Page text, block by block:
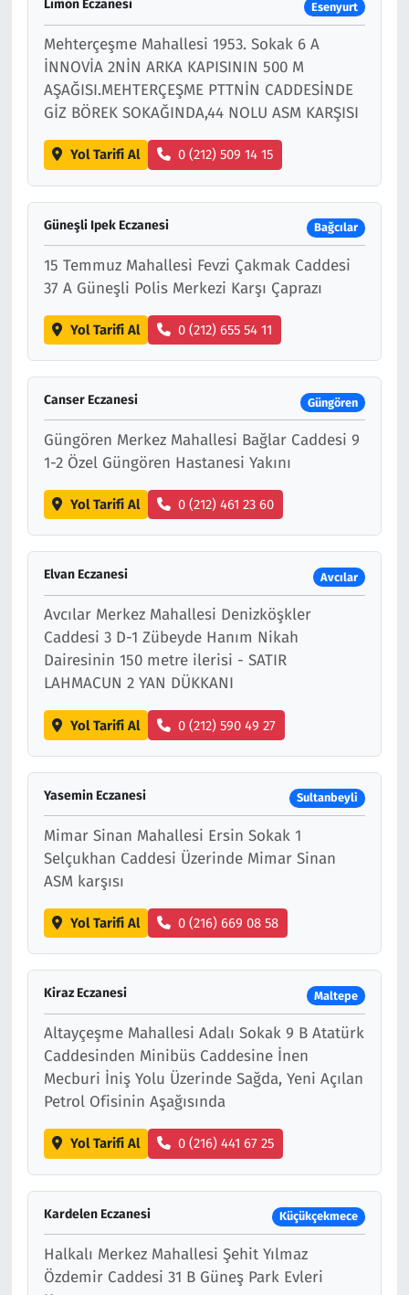
Limon Eczanesi Esenyurt
Mehterçeşme Mahallesi 1953. Sokak 6 A
İNNOVİA 2NİN ARKA KAPISININ 500 M
AŞAĞISI.MEHTERÇEŞME PTTNİN CADDESİNDE
GİZ BÖREK SOKAĞINDA,44 NOLU ASM KARŞISI
Yol Tarifi Al 0 (212) 509 14 15
Güneşli Ipek Eczanesi Bağcılar
15 Temmuz Mahallesi Fevzi Çakmak Caddesi
37 A Güneşli Polis Merkezi Karşı Çaprazı
Yol Tarifi Al 0 (212) 655 54 11
Canser Eczanesi Güngören
Güngören Merkez Mahallesi Bağlar Caddesi 9
1-2 Özel Güngören Hastanesi Yakını
Yol Tarifi Al 0 (212) 461 23 60
Elvan Eczanesi Avcılar
Avcılar Merkez Mahallesi Denizköşkler
Caddesi 3 D-1 Zübeyde Hanım Nikah
Dairesinin 150 metre ilerisi - SATIR
LAHMACUN 2 YAN DÜKKANI
Yol Tarifi Al 0 (212) 590 49 27
Yasemin Eczanesi Sultanbeyli
Mimar Sinan Mahallesi Ersin Sokak 1
Selçukhan Caddesi Üzerinde Mimar Sinan
ASM karşısı
Yol Tarifi Al 0 (216) 669 08 58
Kiraz Eczanesi Maltepe
Altayçeşme Mahallesi Adalı Sokak 9 B Atatürk
Caddesinden Minibüs Caddesine İnen
Mecburi İniş Yolu Üzerinde Sağda, Yeni Açılan
Petrol Ofisinin Aşağısında
Yol Tarifi Al 0 (216) 441 67 25
Kardelen Eczanesi Küçükçekmece
Halkalı Merkez Mahallesi Şehit Yılmaz
Özdemir Caddesi 31 B Güneş Park Evleri